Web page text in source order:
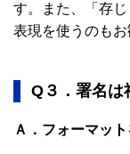
す。また、「存
表現を使うのもお
Q３．署名は
Ａ．フォーマッ